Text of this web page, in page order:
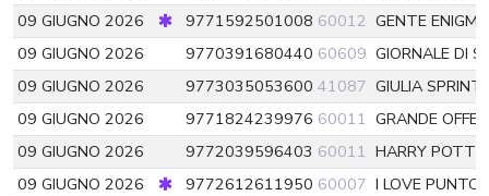
09 GIUGNO 2026
9771592501008 60012 GENTE
09 GIUGNO 2026
9770391680440 60609 GIORNALE DI
09 GIUGNO 2026
9773035053600 41087 GIULIA
09 GIUGNO 2026
9771824239976 60011 GRANDE
09 GIUGNO 2026
9772039596403 60011 HARRY
09 GIUGNO 2026
9772612611950 60007 I LOVE PUNTO